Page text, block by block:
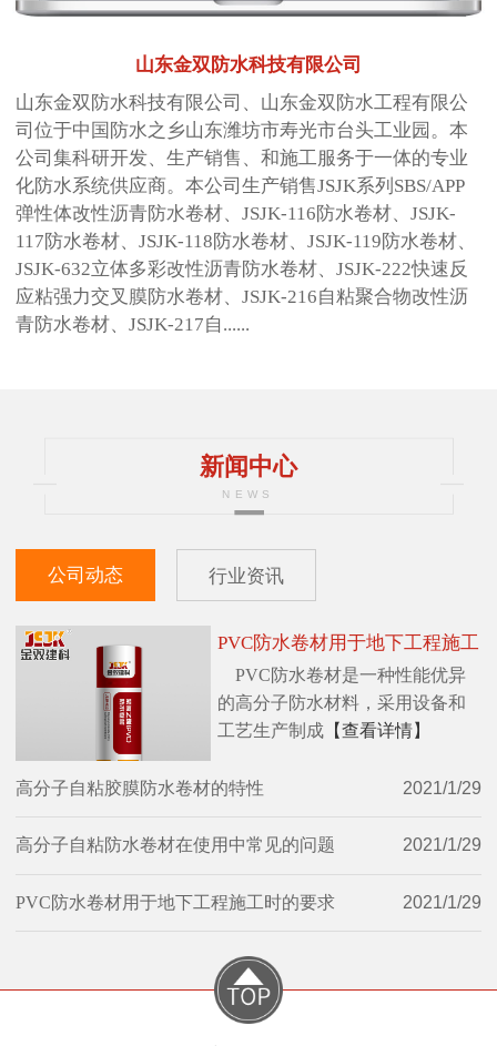
山东金双防水科技有限公司
山东金双防水科技有限公司、山东金双防水工程有限公
司位于中国防水之乡山东潍坊市寿光市台头工业园。本
公司集科研开发、生产销售、和施工服务于一体的专业
化防水系统供应商。本公司生产销售JSJK系列SBS/APP
弹性体改性沥青防水卷材、JSJK-116防水卷材、JSJK-
117防水卷材、JSJK-118防水卷材、JSJK-119防水卷材、
JSJK-632立体多彩改性沥青防水卷材、JSJK-222快速反
应粘强力交叉膜防水卷材、JSJK-216自粘聚合物改性沥
青防水卷材、JSJK-217自......
新闻中心
NEWS
公司动态 行业资讯
PVC防水卷材用于地下工程施工
时的要求
PVC防水卷材是一种性能优异
的高分子防水材料，采用设备和
工艺生产制成 【查看详情】
2021/1/29
高分子自粘胶膜防水卷材的特性
2021/1/29
高分子自粘防水卷材在使用中常见的问题
2021/1/29
PVC防水卷材用于地下工程施工时的要求